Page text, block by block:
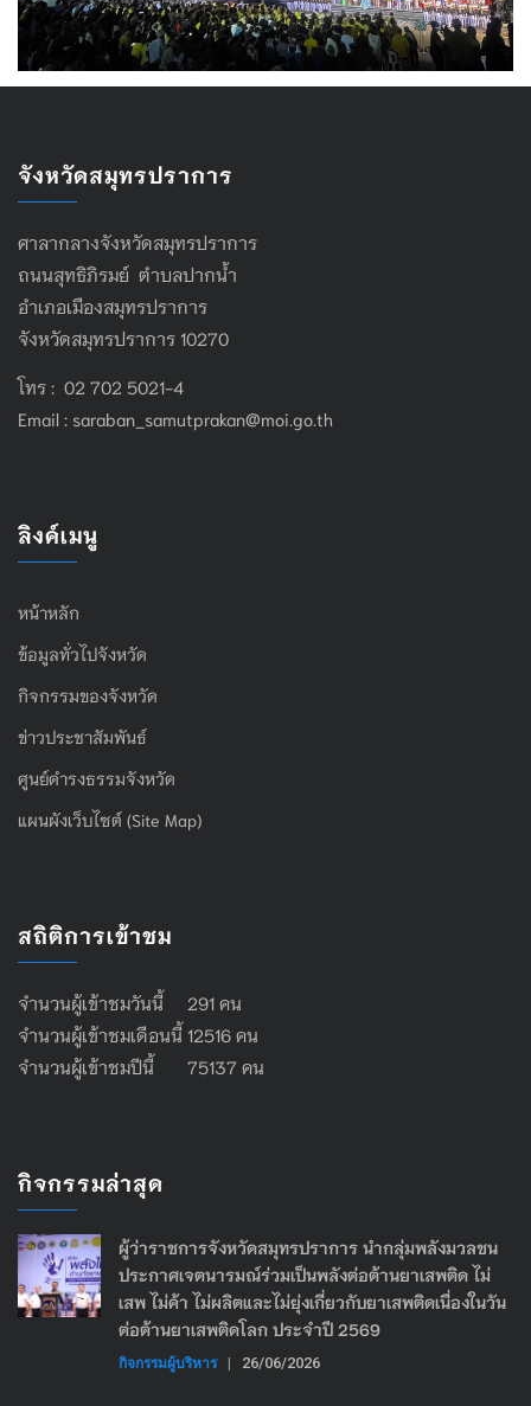
จังหวัดสมุทรปราการ
ศาลากลางจังหวัดสมุทรปราการ
ถนนสุทธิภิรมย์ ตำบลปากน้ำ
อำเภอเมืองสมุทรปราการ
จังหวัดสมุทรปราการ 10270
โทร : 02 702 5021-4
Email : saraban_samutprakan@moi.go.th
ลิงค์เมนู
หน้าหลัก
ข้อมูลทั่วไปจังหวัด
กิจกรรมของจังหวัด
ข่าวประชาสัมพันธ์
ศูนย์ดำรงธรรมจังหวัด
แผนผังเว็บไซต์ (Site Map)
สถิติการเข้าชม
จำนวนผู้เข้าชมวันนี้ 291 คน
จำนวนผู้เข้าชมเดือนนี้ 12516 คน
จำนวนผู้เข้าชมปีนี้ 75137 คน
กิจกรรมล่าสุด
ผู้ว่าราชการจังหวัดสมุทรปราการ นำกลุ่มพลังมวลชน
ประกาศเจตนารมณ์ร่วมเป็นพลังต่อต้านยาเสพติด ไม่
เสพ ไม่ค้า ไม่ผลิตและไม่ยุ่งเกี่ยวกับยาเสพติดเนื่องในวัน
ต่อต้านยาเสพติดโลก ประจำปี 2569
กิจกรรมผู้บริหาร | 26/06/2026